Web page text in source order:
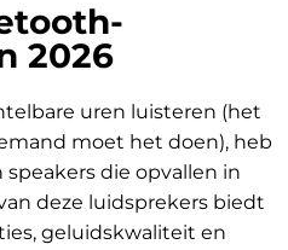
2026
uren luisteren (het
moet het doen), heb
die opvallen in
deze luidsprekers biedt
geluidskwaliteit en